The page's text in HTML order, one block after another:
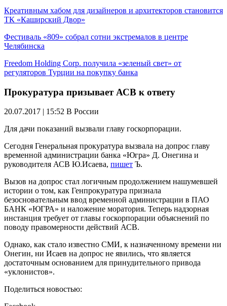
Креативным хабом для дизайнеров и архитекторов становится
ТК «Каширский Двор»
Фестиваль «809» собрал сотни экстремалов в центре
Челябинска
Freedom Holding Corp. получила «зеленый свет» от
регуляторов Турции на покупку банка
Прокуратура призывает АСВ к ответу
20.07.2017 | 15:52 В России
Для дачи показаний вызвали главу госкорпорации.
Сегодня Генеральная прокуратура вызвала на допрос главу
временной администрации банка «Югра» Д. Онегина и
руководителя АСВ Ю.Исаева, пишет Ъ.
Вызов на допрос стал логичным продолжением нашумевшей
истории о том, как Генпрокуратура признала
безосновательным ввод временной администрации в ПАО
БАНК «ЮГРА» и наложение моратория. Теперь надзорная
инстанция требует от главы госкорпорации объяснений по
поводу правомерности действий АСВ.
Однако, как стало известно СМИ, к назначенному времени ни
Онегин, ни Исаев на допрос не явились, что является
достаточным основанием для принудительного привода
«уклонистов».
Поделиться новостью: